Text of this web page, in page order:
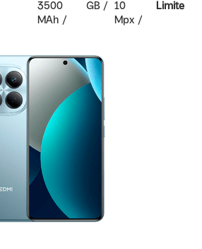
3500
MAh
GB
10
Mpx
Limite